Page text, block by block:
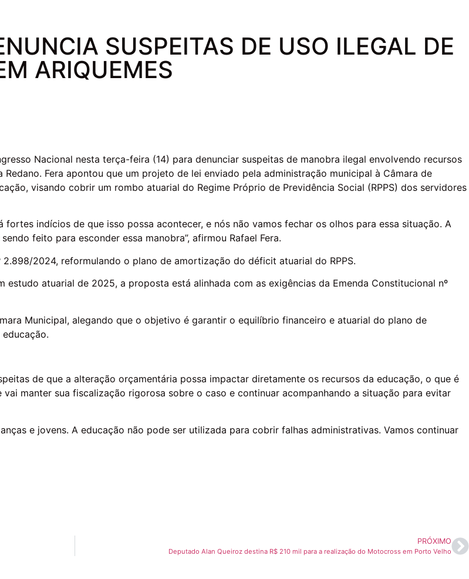
SUSPEITAS DE USO ILEGAL DE
ARIQUEMES
Nacional nesta terça-feira (14) para denunciar suspeitas de manobra ilegal envolvendo recursos
Fera apontou que um projeto de lei enviado pela administração municipal à Câmara de
visando cobrir um rombo atuarial do Regime Próprio de Previdência Social (RPPS) dos servidores
indícios de que isso possa acontecer, e nós não vamos fechar os olhos para essa situação. A
feito para esconder essa manobra”, afirmou Rafael Fera.
2024, reformulando o plano de amortização do déficit atuarial do RPPS.
estudo atuarial de 2025, a proposta está alinhada com as exigências da Emenda Constitucional nº
Municipal, alegando que o objetivo é garantir o equilíbrio financeiro e atuarial do plano de
de que a alteração orçamentária possa impactar diretamente os recursos da educação, o que é
manter sua fiscalização rigorosa sobre o caso e continuar acompanhando a situação para evitar
e jovens. A educação não pode ser utilizada para cobrir falhas administrativas. Vamos continuar
PRÓXIMO
Deputado Alan Queiroz destina R$ 210 mil para a realização do Motocross em Porto Velho